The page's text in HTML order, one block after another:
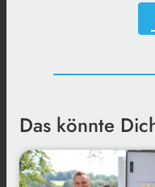
Das könnte